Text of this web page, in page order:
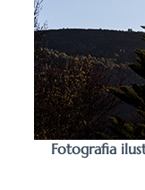
Fotografia